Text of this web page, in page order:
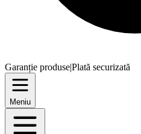
Garanție produse|Plată securizată
Meniu